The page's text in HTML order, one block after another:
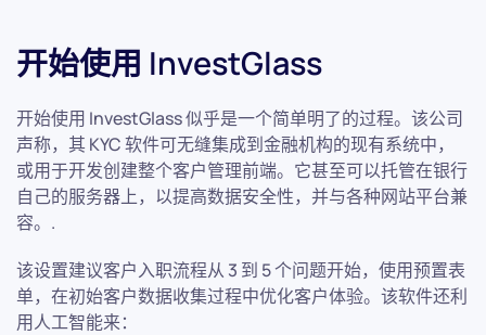
开始使用 InvestGlass
开始使用 InvestGlass 似乎是一个简单明了的过程。该公司
声称，其 KYC 软件可无缝集成到金融机构的现有系统中，
或用于开发创建整个客户管理前端。它甚至可以托管在银行
自己的服务器上，以提高数据安全性，并与各种网站平台兼
容。.
该设置建议客户入职流程从 3 到 5 个问题开始，使用预置表
单，在初始客户数据收集过程中优化客户体验。该软件还利
用人工智能来：